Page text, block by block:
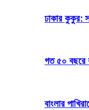
ঢাকার কুকুর:
গত ৫০ বছরে
বাংলার